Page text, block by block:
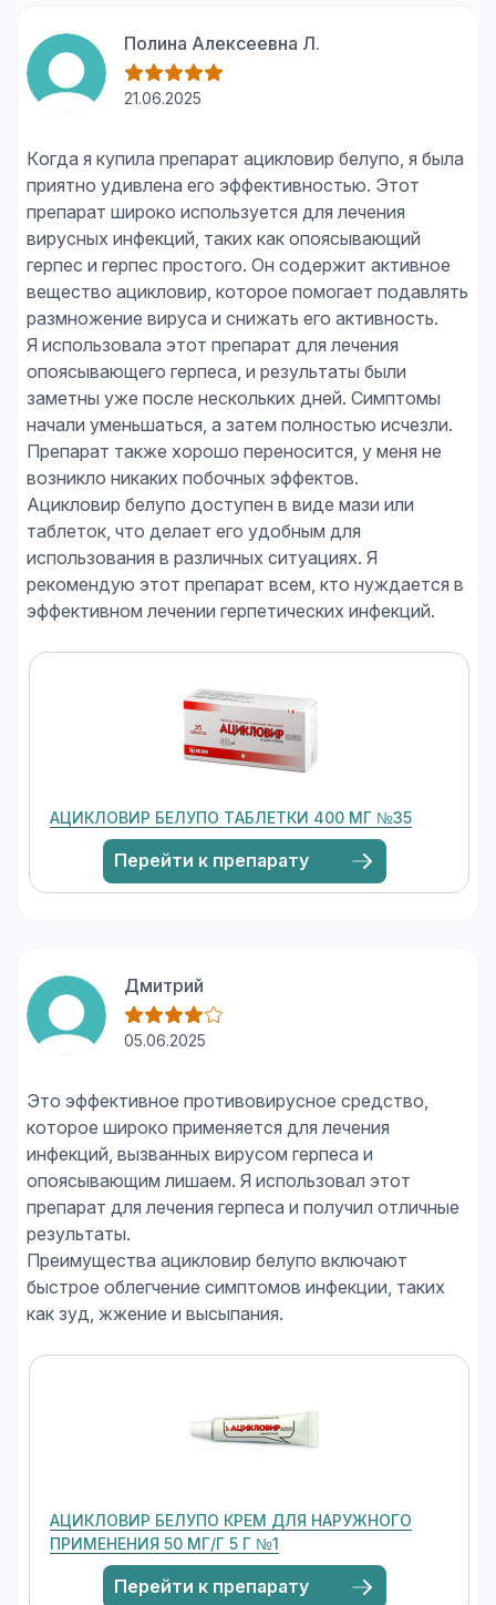
Полина Алексеевна Л.
21.06.2025
Когда я купила препарат ацикловир белупо, я была
приятно удивлена его эффективностью. Этот
препарат широко используется для лечения
вирусных инфекций, таких как опоясывающий
герпес и герпес простого. Он содержит активное
вещество ацикловир, которое помогает подавлять
размножение вируса и снижать его активность.
Я использовала этот препарат для лечения
опоясывающего герпеса, и результаты были
заметны уже после нескольких дней. Симптомы
начали уменьшаться, а затем полностью исчезли.
Препарат также хорошо переносится, у меня не
возникло никаких побочных эффектов.
Ацикловир белупо доступен в виде мази или
таблеток, что делает его удобным для
использования в различных ситуациях. Я
рекомендую этот препарат всем, кто нуждается в
АЦИКЛОВИР БЕЛУПО ТАБЛЕТКИ 400 МГ №35
Перейти к препарату
Дмитрий
05.06.2025
Это эффективное противовирусное средство,
которое широко применяется для лечения
инфекций, вызванных вирусом герпеса и
опоясывающим лишаем. Я использовал этот
препарат для лечения герпеса и получил отличные
результаты.
Преимущества ацикловир белупо включают
быстрое облегчение симптомов инфекции, таких
АЦИКЛОВИР БЕЛУПО КРЕМ ДЛЯ НАРУЖНОГО
ПРИМЕНЕНИЯ 50 МГ/Г 5 Г №1
Перейти к препарату